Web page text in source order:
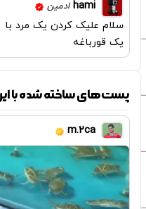
hami ادمین
سلام علیک کردن یک مرد با
یک قورباغه
پست‌های ساخته شده با
m.2ca